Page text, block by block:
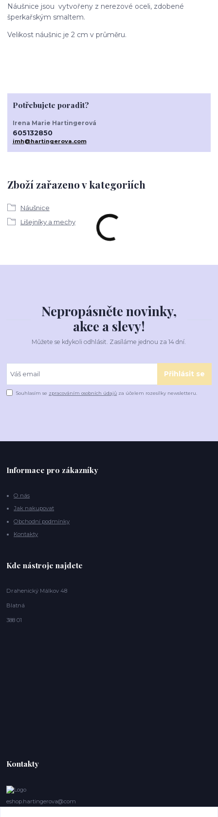
Náušnice jsou vytvořeny z nerezové oceli, zdobené
šperkařským smaltem.
Velikost náušnic je 2 cm v průměru.
Zboží zařazeno v kategoriích
Náušnice
Lišejníky a mechy
Potřebujete poradit?
Irena Marie Hartingerová
605132850
imh@hartingerova.com
Nepropásněte novinky,
akce a slevy!
Můžete se kdykoli odhlásit. Zasíláme jednou za 14 dní.
Přihlásit se
Souhlasím se zpracováním osobních údajů za účelem rozesílky newsletteru.
Informace pro zákazníky
O nás
Jak nakupovat
Obchodní podmínky
Kontakty
Kde nástroje najdete
Drahenický Málkov 48
Blatná
388 01
Kontakty
eshop.hartingerova@com